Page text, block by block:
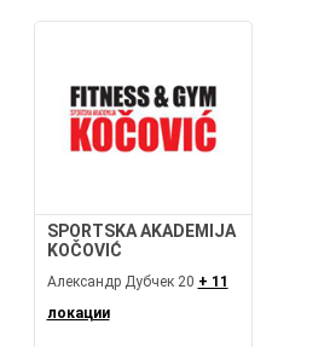
SPORTSKA AKADEMIJA
KOČOVIĆ
Александр Дубчек 20 + 11
локации